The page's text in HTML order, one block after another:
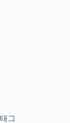
태그